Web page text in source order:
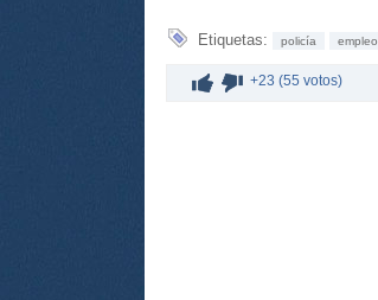
Etiquetas: policía empleo
+23 (55 votos)